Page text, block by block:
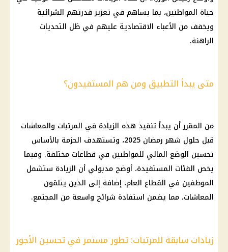
حياة المواطنين، بما يساهم في تعزيز قدرتهم الشرائية
ويخفف من الأعباء الاقتصادية عليهم في ظل التحديات
الراهنة.
متى يبدأ التطبيق ومن هم المستفيدون؟
من المقرر أن يبدأ تنفيذ هذه الزيادة في المرتبات والمعاشات
قبل حلول شهر رمضان 2025، وتستهدف الحزمة بالأساس
تحسين الوضع المالي للمواطنين في قطاعات مختلفة. وفيما
يخص الفئات المستفيدة، أوضح مدبولي أن الزيادة ستشمل
الموظفين في القطاع العام، إضافة إلى الذين يتلقون
المعاشات، مما يضمن استفادة شرائح واسعة من المجتمع.
زيادات سابقة للمرتبات: تطور مستمر في تحسين الأجور